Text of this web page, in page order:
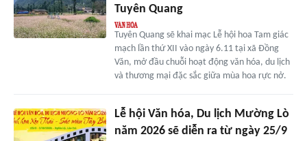
Tuyên Quang
Tuyên Quang sẽ khai mạc Lễ hội hoa Tam giác
mạch lần thứ XII vào ngày 6.11 tại xã Đồng
Văn, mở đầu chuỗi hoạt động văn hóa, du lịch
và thương mại đặc sắc giữa mùa hoa rực nở.
Lễ hội Văn hóa, Du lịch Mường Lò
năm 2026 sẽ diễn ra từ ngày 25/9